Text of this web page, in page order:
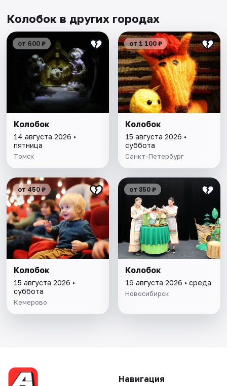
Колобок в других городах
от 600 ₽
Колобок
14 августа 2026 •
пятница
Томск
от 1 100 ₽
Колобок
15 августа 2026 •
суббота
Санкт-Петербург
от 450 ₽
Колобок
15 августа 2026 •
суббота
Кемерово
от 350 ₽
Колобок
19 августа 2026 • среда
Новосибирск
Навигация